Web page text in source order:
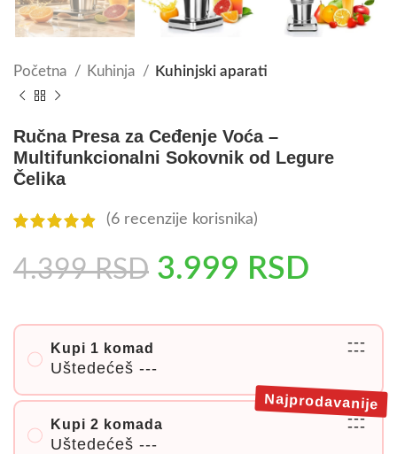
Početna Kuhinja Kuhinjski aparati
Ručna Presa za Ceđenje Voća –
Multifunkcionalni Sokovnik od Legure
Čelika
(6 recenzije korisnika)
4.399RSD 3.999 RSD
Kupi 1 komad
Uštedećeš ---
---
---
Kupi 2 komada
Uštedećeš ---
---
---
Najprodavanije